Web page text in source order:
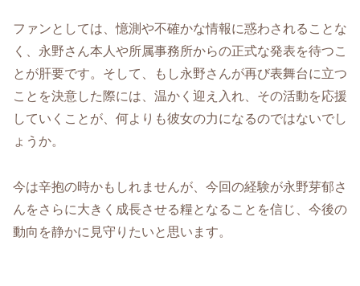
ファンとしては、憶測や不確かな情報に惑わされることな
く、永野さん本人や所属事務所からの正式な発表を待つこ
とが肝要です。そして、もし永野さんが再び表舞台に立つ
ことを決意した際には、温かく迎え入れ、その活動を応援
していくことが、何よりも彼女の力になるのではないでし
ょうか。
今は辛抱の時かもしれませんが、今回の経験が永野芽郁さ
んをさらに大きく成長させる糧となることを信じ、今後の
動向を静かに見守りたいと思います。